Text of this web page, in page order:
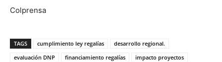
Colprensa
TAGS cumplimiento ley regalías
desarrollo regional.
evaluación DNP
financiamiento regalías
impacto proyectos